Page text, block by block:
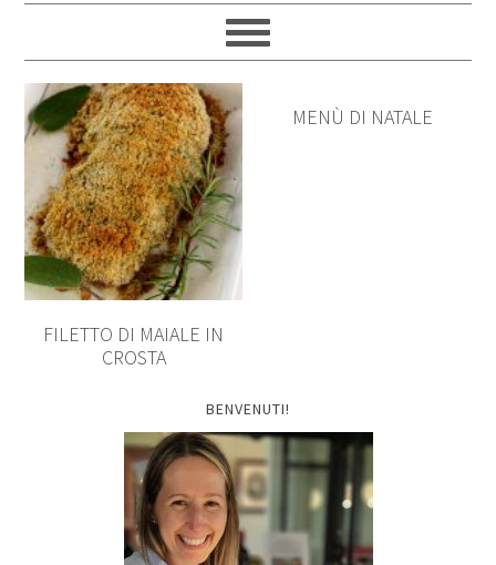
FILETTO DI MAIALE IN
CROSTA
MENÙ DI NATALE
BENVENUTI!